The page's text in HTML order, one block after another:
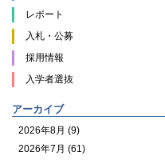
レポート
入札・公募
採用情報
入学者選抜
アーカイブ
2026年8月 (9)
2026年7月 (61)